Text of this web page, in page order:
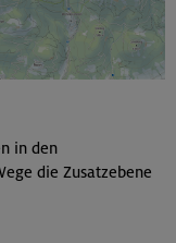
in den
die Zusatzebene